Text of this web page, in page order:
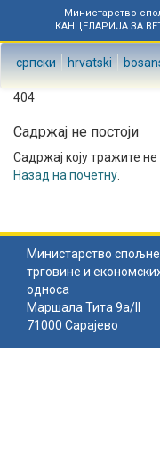
Министарство
КАНЦЕЛАРИЈА ЗА
српски hrvatski
404
Садржај не постоји
Садржај коју тражите не
Назад на почетну
Министарство спољне
трговине и
односа
Маршала Тита 9а/II
71000 Сарајево